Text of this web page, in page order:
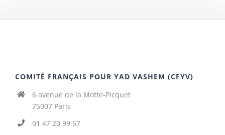
COMITÉ FRANÇAIS POUR YAD VASHEM (CFYV)
6 avenue de la Motte-Picquet
75007 Paris
01 47 20 99 57